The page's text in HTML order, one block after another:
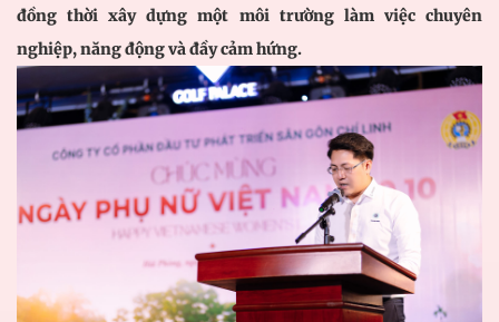
đồng thời xây dựng một môi trường làm việc chuyên
nghiệp, năng động và đầy cảm hứng.